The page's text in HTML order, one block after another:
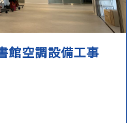
館空調設備工事
セス、個人情報の紛
ら保護し、正確性及び
を取り扱う事務所内
当社の個人情報保護